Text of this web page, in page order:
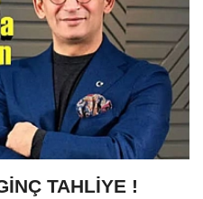
TAHLİYE !